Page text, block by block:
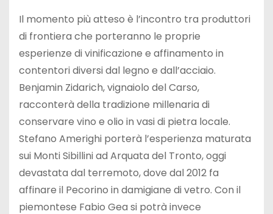
Il momento più atteso è l’incontro tra produttori
di frontiera che porteranno le proprie
esperienze di vinificazione e affinamento in
contentori diversi dal legno e dall’acciaio.
Benjamin Zidarich, vignaiolo del Carso,
racconterà della tradizione millenaria di
conservare vino e olio in vasi di pietra locale.
Stefano Amerighi porterà l’esperienza maturata
sui Monti Sibillini ad Arquata del Tronto, oggi
devastata dal terremoto, dove dal 2012 fa
affinare il Pecorino in damigiane di vetro. Con il
piemontese Fabio Gea si potrà invece